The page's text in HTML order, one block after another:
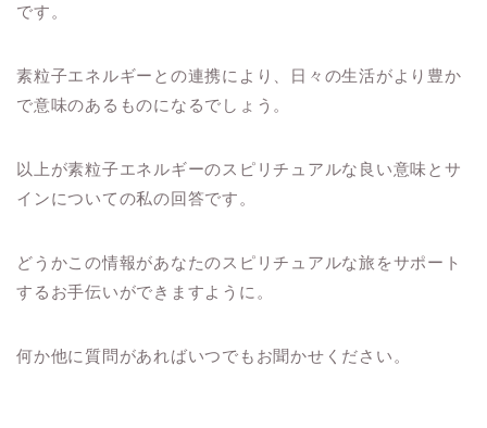
です。
素粒子エネルギーとの連携により、日々の生活がより豊か
で意味のあるものになるでしょう。
以上が素粒子エネルギーのスピリチュアルな良い意味とサ
インについての私の回答です。
どうかこの情報があなたのスピリチュアルな旅をサポート
するお手伝いができますように。
何か他に質問があればいつでもお聞かせください。